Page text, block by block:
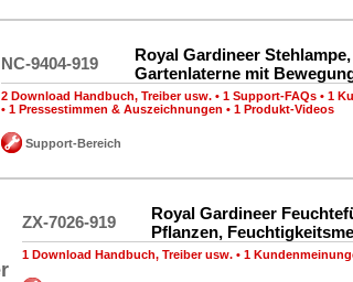
NC-9404-919
Royal Gardineer Stehlampe,
Gartenlaterne mit
2 Download Handbuch, Treiber usw. • 1 Support-FAQs • 1
• 1 Pressestimmen & Auszeichnungen • 1 Produkt-Videos
Support-Bereich
ZX-7026-919
Royal Gardineer
Pflanzen,
1 Download Handbuch, Treiber usw. • 1